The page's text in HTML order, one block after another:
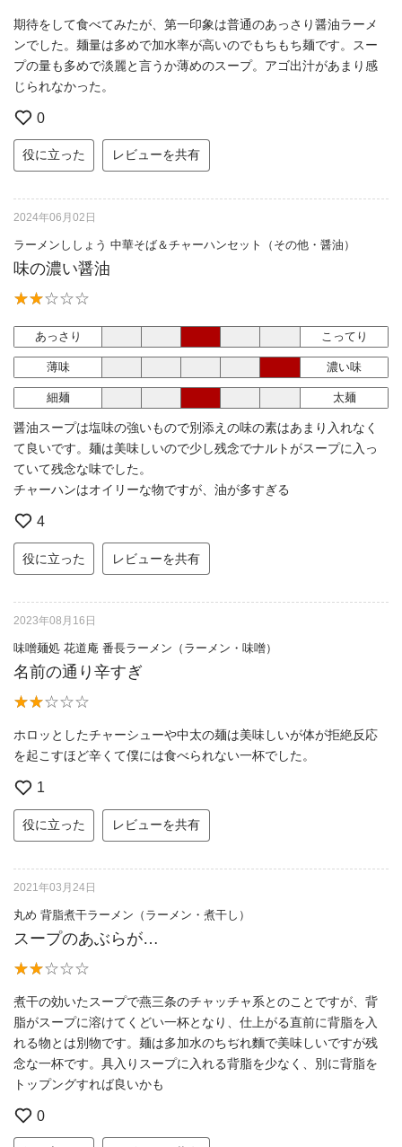
期待をして食べてみたが、第一印象は普通のあっさり醤油ラーメ
ンでした。麺量は多めで加水率が高いのでもちもち麺です。スー
プの量も多めで淡麗と言うか薄めのスープ。アゴ出汁があまり感
じられなかった。
0
役に立った レビューを共有
2024年06月02日
ラーメンししょう 中華そば＆チャーハンセット（その他・醤油）
味の濃い醤油
あっさり こってり
薄味 濃い味
細麺 太麺
醤油スープは塩味の強いもので別添えの味の素はあまり入れなく
て良いです。麺は美味しいので少し残念でナルトがスープに入っ
ていて残念な味でした。
チャーハンはオイリーな物ですが、油が多すぎる
4
役に立った レビューを共有
2023年08月16日
味噌麺処 花道庵 番長ラーメン（ラーメン・味噌）
名前の通り辛すぎ
ホロッとしたチャーシューや中太の麺は美味しいが体が拒絶反応
を起こすほど辛くて僕には食べられない一杯でした。
1
役に立った レビューを共有
2021年03月24日
丸め 背脂煮干ラーメン（ラーメン・煮干し）
スープのあぶらが…
煮干の効いたスープで燕三条のチャッチャ系とのことですが、背
脂がスープに溶けてくどい一杯となり、仕上がる直前に背脂を入
れる物とは別物です。麺は多加水のちぢれ麵で美味しいですが残
念な一杯です。具入りスープに入れる背脂を少なく、別に背脂を
トップングすれば良いかも
0